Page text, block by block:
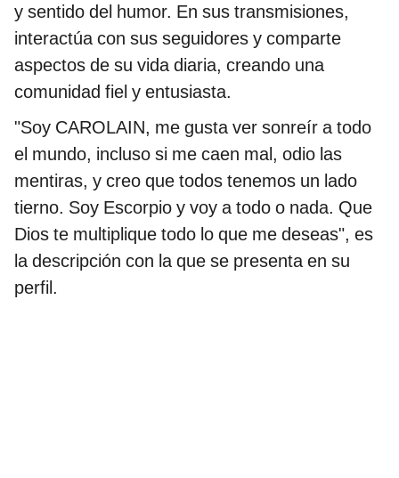
y sentido del humor. En sus transmisiones,
interactúa con sus seguidores y comparte
aspectos de su vida diaria, creando una
comunidad fiel y entusiasta.
"Soy CAROLAIN, me gusta ver sonreír a todo
el mundo, incluso si me caen mal, odio las
mentiras, y creo que todos tenemos un lado
tierno. Soy Escorpio y voy a todo o nada. Que
Dios te multiplique todo lo que me deseas", es
la descripción con la que se presenta en su
perfil.